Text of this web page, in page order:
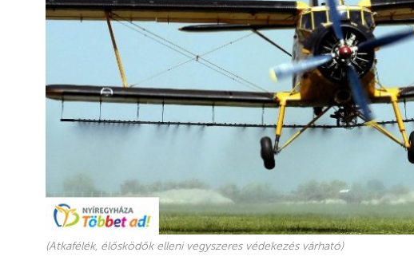
(Atkafélék, élősködők elleni vegyszeres védekezés várható)